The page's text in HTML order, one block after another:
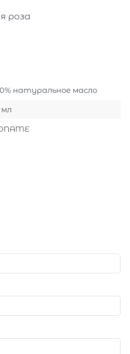
роза
натуральное масло
мл